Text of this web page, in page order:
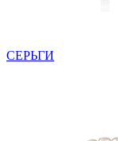
СЕРЬГИ